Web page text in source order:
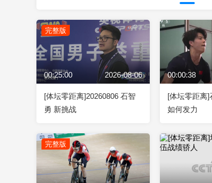
CCTV.節目官網 直播 節目單 欄目
完整版
00:25:00 2026-08-06
[体坛零距离]20260806 石智
勇 新挑战
00:00:38
[体坛零距离
如何发力
完整版